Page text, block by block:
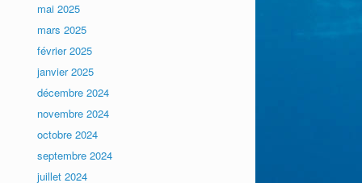
mai 2025
mars 2025
février 2025
janvier 2025
décembre 2024
novembre 2024
octobre 2024
septembre 2024
juillet 2024